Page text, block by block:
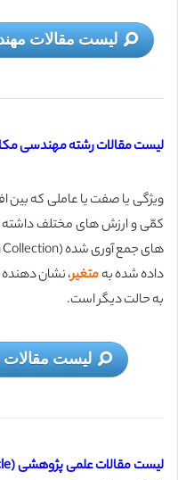
لیست مقالات
لیست مقالات رشته مهندسی
ویژگی یا صفت یا عاملی كه بین
كمّی و ارزش های مختلف داشته
داده شده بهمتغیر، نشان دهنده
به حالت دیگر است.
لیست مقالات